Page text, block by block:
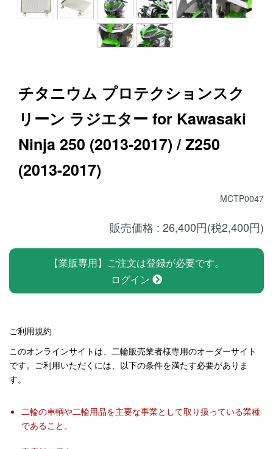
チタニウム プロテクションスク
リーン ラジエター for Kawasaki
Ninja 250 (2013-2017) / Z250
(2013-2017)
MCTP0047
販売価格 : 26,400円(税2,400円)
【業販専用】ご注文は登録が必要です。
ログイン
ご利用規約
このオンラインサイトは、二輪販売業者様専用のオーダーサイト
です。ご利用いただくには、以下の条件を満たす必要がありま
す。
二輪の車輌や二輪用品を主要な事業として取り扱っている業種
であること。